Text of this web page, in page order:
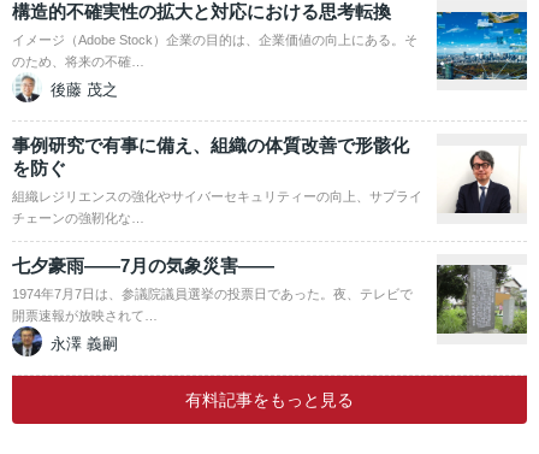
構造的不確実性の拡大と対応における思考転換
イメージ（Adobe Stock）企業の目的は、企業価値の向上にある。そ
のため、将来の不確…
後藤 茂之
事例研究で有事に備え、組織の体質改善で形骸化
を防ぐ
組織レジリエンスの強化やサイバーセキュリティーの向上、サプライ
チェーンの強靭化な…
七夕豪雨――7月の気象災害――
1974年7月7日は、参議院議員選挙の投票日であった。夜、テレビで
開票速報が放映されて…
永澤 義嗣
有料記事をもっと見る